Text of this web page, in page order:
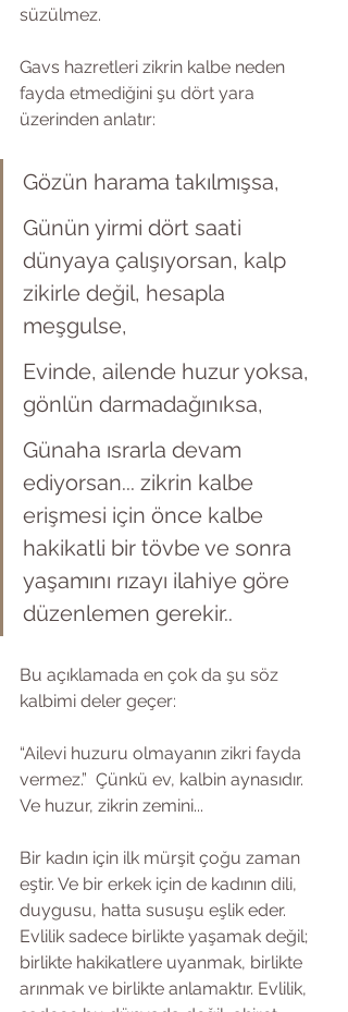
süzülmez.
Gavs hazretleri zikrin kalbe neden
fayda etmediğini şu dört yara
üzerinden anlatır:
Gözün harama takılmışsa,
Günün yirmi dört saati
dünyaya çalışıyorsan, kalp
zikirle değil, hesapla
meşgulse,
Evinde, ailende huzur yoksa,
gönlün darmadağınıksa,
Günaha ısrarla devam
ediyorsan... zikrin kalbe
erişmesi için önce kalbe
hakikatli bir tövbe ve sonra
yaşamını rızayı ilahiye göre
düzenlemen gerekir..
Bu açıklamada en çok da şu söz
kalbimi deler geçer:
“Ailevi huzuru olmayanın zikri fayda
vermez.”  Çünkü ev, kalbin aynasıdır.
Ve huzur, zikrin zemini...
Bir kadın için ilk mürşit çoğu zaman
eştir. Ve bir erkek için de kadının dili,
duygusu, hatta susuşu eşlik eder.
Evlilik sadece birlikte yaşamak değil;
birlikte hakikatlere uyanmak, birlikte
arınmak ve birlikte anlamaktır. Evlilik,